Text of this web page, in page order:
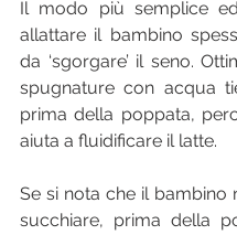
Il modo più semplice
allattare il bambino
da ‘sgorgare’ il seno.
spugnature con acqua
prima della poppata,
aiuta a fluidificare il latte.
Se si nota che il bambino
succhiare, prima della